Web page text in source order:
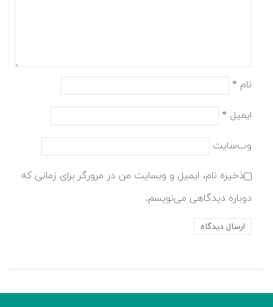
نام *
ایمیل *
وب‌سایت
ذخیره نام، ایمیل و وبسایت من در مرورگر برای زمانی که
دوباره دیدگاهی می‌نویسم.